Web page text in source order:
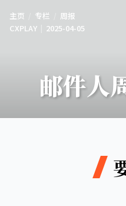
主页 专栏
周报
CXPLAY
2025-04-05
邮件人